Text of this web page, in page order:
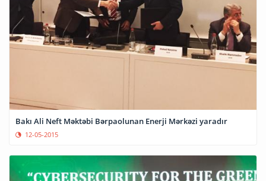
Bakı Ali Neft Məktəbi Bərpaolunan Enerji Mərkəzi yaradır
12-05-2015